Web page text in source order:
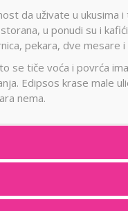
da uživate u ukusima i
u ponudi su i
pekara, dve mesare
se tiče voća i povrća
Edipsos krase male
nema.